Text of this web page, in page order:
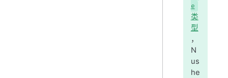
e
类
型
，
N
us
he